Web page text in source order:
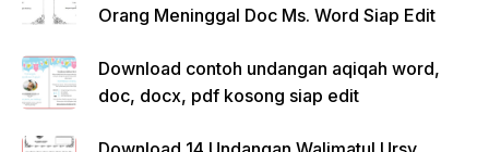
Orang Meninggal Doc Ms. Word Siap Edit
Download contoh undangan aqiqah word,
doc, docx, pdf kosong siap edit